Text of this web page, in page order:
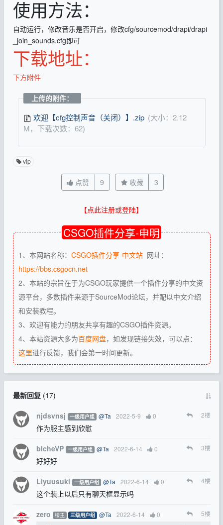
使用方法：
自动运行，修改音乐是否开启，修改cfg/sourcemod/drapi/drapi
_join_sounds.cfg即可
下载地址：
下方附件
上传的附件：
欢迎【cfg控制声音（关闭）】.zip (大小：2.12
M，下载次数：62)
vip
点赞 9 收藏 3
【点此注册或登陆】
CSGO插件分享-申明
1、本网站名称： CSGO插件分享-中文站网址：
https://bbs.csgocn.net
2、本站的宗旨在于为CSGO玩家提供一个插件分享的中文资
源平台，多数插件来源于SourceMod论坛，并配以中文介绍
和安装教程。
3、欢迎有能力的朋友共享有趣的CSGO插件资源。
4、本站资源大多为百度网盘，如发现链接失效，可以点：
这里进行反馈，我们会第一时间更新。
最新回复(17)
njdsvnsj 一级用户组 @Ta 2022-5-9 0 2楼
作为服主感到欣慰
blcheVP 一级用户组 @Ta 2022-6-14 0 3楼
好好好
Liyuusuki 一级用户组 @Ta 2022-6-14 0 4楼
这个装上以后只有聊天框显示吗
zero 楼主 三级用户组 @Ta 2022-6-14 0 5楼